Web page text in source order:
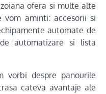
ofera si multe alte
vom aminti: accesorii si
automate de
automatizare si lista
vorbi despre panourile
cateva avantaje ale